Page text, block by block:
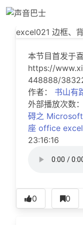
excel021 边框、
excel021 边框、
本节目首发于
https://
448888/
作者： 书山有
外部播放次数
碍之
座 office excel
23:16:16
0 0